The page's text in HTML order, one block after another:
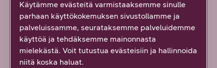
Windows 8
Windows 7 / Vista
Mac OSX
Käytämme evästeitä varmistaaksemme sinulle
parhaan käyttökokemuksen sivustollamme ja
palveluissamme, seurataksemme palveluidemme
käyttöä ja tehdäksemme mainonnasta
mielekästä. Voit tutustua evästeisiin ja hallinnoida
niitä koska haluat.